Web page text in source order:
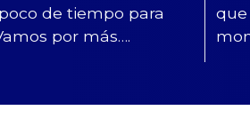
de tiempo para
por más….
que